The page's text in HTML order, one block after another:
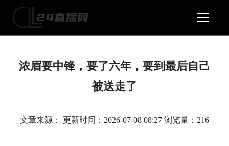
浓眉要中锋，要了六年，要到最后自己
被送走了
文章来源： 更新时间：2026-07-08 08:27 浏览量：216